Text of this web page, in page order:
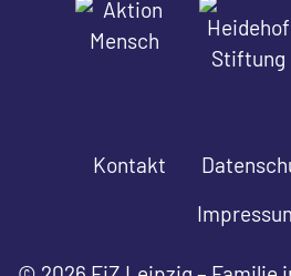
Kontakt